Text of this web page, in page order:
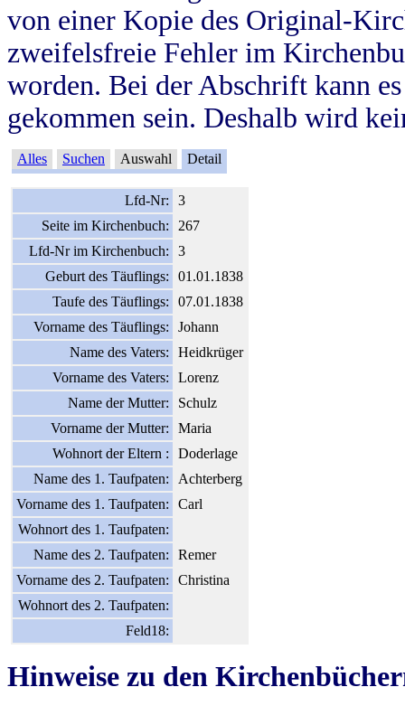
von einer Kopie des Original-
zweifelsfreie Fehler im
worden. Bei der Abschrift kann
gekommen sein. Deshalb wird
Alles Suchen Auswahl Detail
Lfd-Nr:
3
Seite im Kirchenbuch:
267
Lfd-Nr im Kirchenbuch:
3
Geburt des Täuflings:
01.01.1838
Taufe des Täuflings:
07.01.1838
Vorname des Täuflings:
Johann
Name des Vaters:
Heidkrüger
Vorname des Vaters:
Lorenz
Name der Mutter:
Schulz
Vorname der Mutter:
Maria
Wohnort der Eltern :
Doderlage
Name des 1. Taufpaten:
Achterberg
Vorname des 1. Taufpaten:
Carl
Wohnort des 1. Taufpaten:
Name des 2. Taufpaten:
Remer
Vorname des 2. Taufpaten:
Christina
Wohnort des 2. Taufpaten:
Feld18:
Hinweise zu den